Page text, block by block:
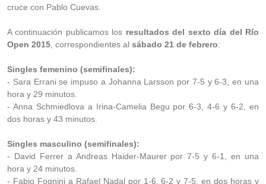
cruce con Pablo Cuevas.
A continuación publicamos los resultados del sexto día del Río
Open 2015 , correspondientes al sábado 21 de febrero:
Singles femenino (semifinales):
- Sara Errani se impuso a Johanna Larsson por 7-5 y 6-3, en una
hora y 29 minutos.
- Anna Schmiedlova a Irina-Camelia Begu por 6-3, 4-6 y 6-2, en
dos horas y 43 minutos.
Singles masculino (semifinales):
- David Ferrer a Andreas Haider-Maurer por 7-5 y 6-1, en una
hora y 24 minutos.
- Fabio Fognini a Rafael Nadal por 1-6, 6-2 y 7-5, en dos horas y